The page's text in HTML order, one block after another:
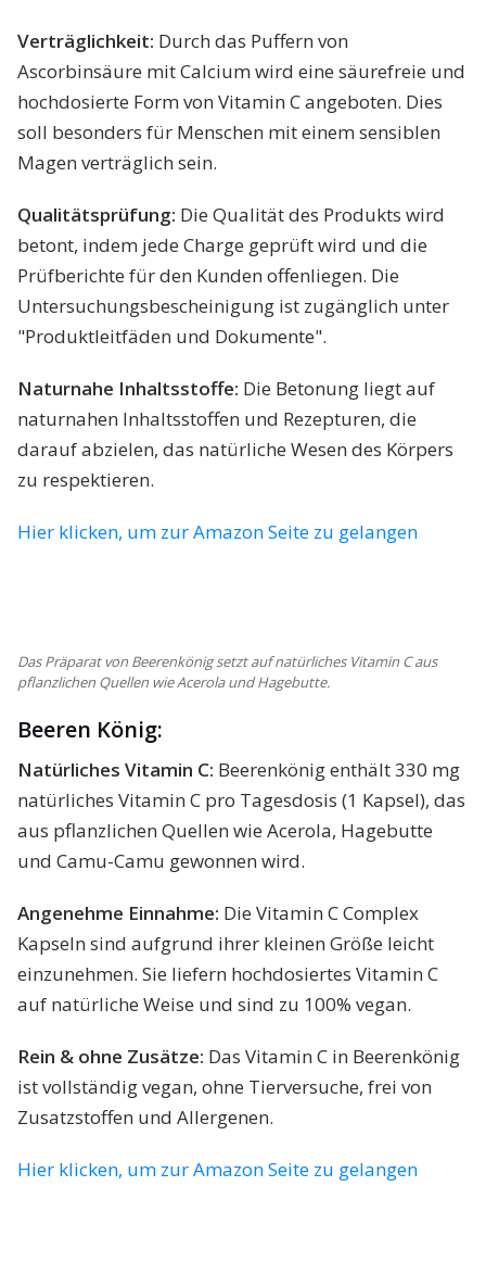
Verträglichkeit: Durch das Puffern von
Ascorbinsäure mit Calcium wird eine säurefreie und
hochdosierte Form von Vitamin C angeboten. Dies
soll besonders für Menschen mit einem sensiblen
Magen verträglich sein.
Qualitätsprüfung: Die Qualität des Produkts wird
betont, indem jede Charge geprüft wird und die
Prüfberichte für den Kunden offenliegen. Die
Untersuchungsbescheinigung ist zugänglich unter
"Produktleitfäden und Dokumente".
Naturnahe Inhaltsstoffe: Die Betonung liegt auf
naturnahen Inhaltsstoffen und Rezepturen, die
darauf abzielen, das natürliche Wesen des Körpers
zu respektieren.
Hier klicken, um zur Amazon Seite zu gelangen
Das Präparat von Beerenkönig setzt auf natürliches Vitamin C aus
pflanzlichen Quellen wie Acerola und Hagebutte.
Beeren König:
Natürliches Vitamin C: Beerenkönig enthält 330 mg
natürliches Vitamin C pro Tagesdosis (1 Kapsel), das
aus pflanzlichen Quellen wie Acerola, Hagebutte
und Camu-Camu gewonnen wird.
Angenehme Einnahme: Die Vitamin C Complex
Kapseln sind aufgrund ihrer kleinen Größe leicht
einzunehmen. Sie liefern hochdosiertes Vitamin C
auf natürliche Weise und sind zu 100% vegan.
Rein & ohne Zusätze: Das Vitamin C in Beerenkönig
ist vollständig vegan, ohne Tierversuche, frei von
Zusatzstoffen und Allergenen.
Hier klicken, um zur Amazon Seite zu gelangen